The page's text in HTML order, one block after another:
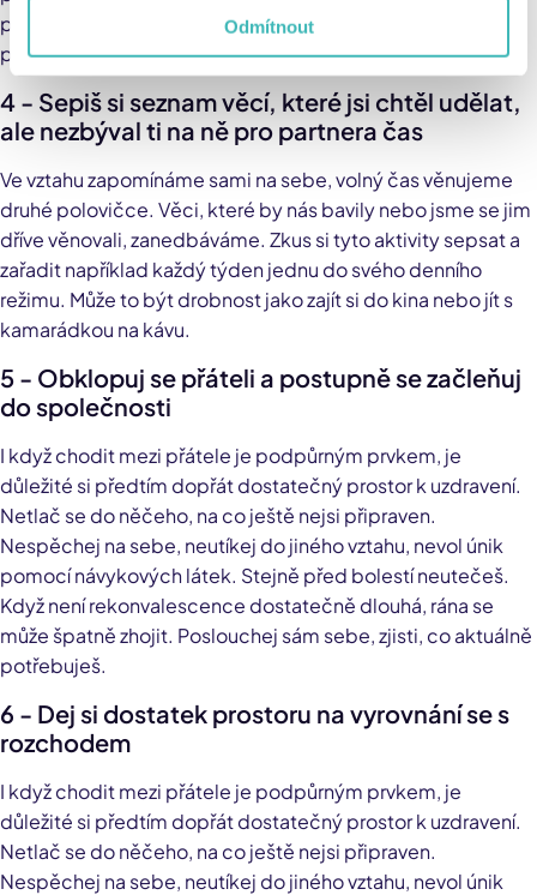
Odmítnout
podívat se na ně ve chvíli, kdy máš nutkání se bývalému
partnerovi ozvat.
4 - Sepiš si seznam věcí, které jsi chtěl udělat,
ale nezbýval ti na ně pro partnera čas
Ve vztahu zapomínáme sami na sebe, volný čas věnujeme
druhé polovičce. Věci, které by nás bavily nebo jsme se jim
dříve věnovali, zanedbáváme. Zkus si tyto aktivity sepsat a
zařadit například každý týden jednu do svého denního
režimu. Může to být drobnost jako zajít si do kina nebo jít s
kamarádkou na kávu.
5 - Obklopuj se přáteli a postupně se začleňuj
do společnosti
I když chodit mezi přátele je podpůrným prvkem, je
důležité si předtím dopřát dostatečný prostor k uzdravení.
Netlač se do něčeho, na co ještě nejsi připraven.
Nespěchej na sebe, neutíkej do jiného vztahu, nevol únik
pomocí návykových látek. Stejně před bolestí neutečeš.
Když není rekonvalescence dostatečně dlouhá, rána se
může špatně zhojit. Poslouchej sám sebe, zjisti, co aktuálně
potřebuješ.
6 - Dej si dostatek prostoru na vyrovnání se s
rozchodem
I když chodit mezi přátele je podpůrným prvkem, je
důležité si předtím dopřát dostatečný prostor k uzdravení.
Netlač se do něčeho, na co ještě nejsi připraven.
Nespěchej na sebe, neutíkej do jiného vztahu, nevol únik